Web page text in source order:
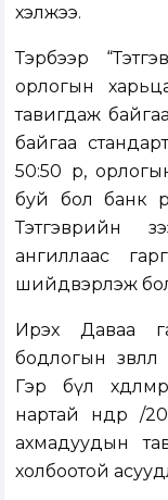
хэлжээ.
Тэрбээр
орлогын
тавигдаж
байгаа
50:50 өр,
буй бол банк
Тэтгэврийн
ангиллаас
шийдвэрлэж
Ирэх Даваа
бодлогын
Гэр бүл
нартай өнөөдөр
ахмадуудын
холбоотой